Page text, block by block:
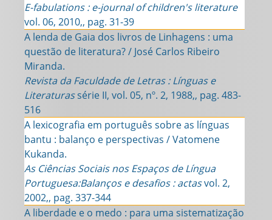
E-fabulations : e-journal of children's literature
vol. 06, 2010,, pag. 31-39
A lenda de Gaia dos livros de Linhagens : uma
questão de literatura? / José Carlos Ribeiro
Miranda.
Revista da Faculdade de Letras : Línguas e
Literaturassérie II, vol. 05, nº. 2, 1988,, pag. 483-
516
A lexicografia em português sobre as línguas
bantu : balanço e perspectivas / Vatomene
Kukanda.
As Ciências Sociais nos Espaços de Língua
Portuguesa:Balanços e desafios : actasvol. 2,
2002,, pag. 337-344
A liberdade e o medo : para uma sistematização